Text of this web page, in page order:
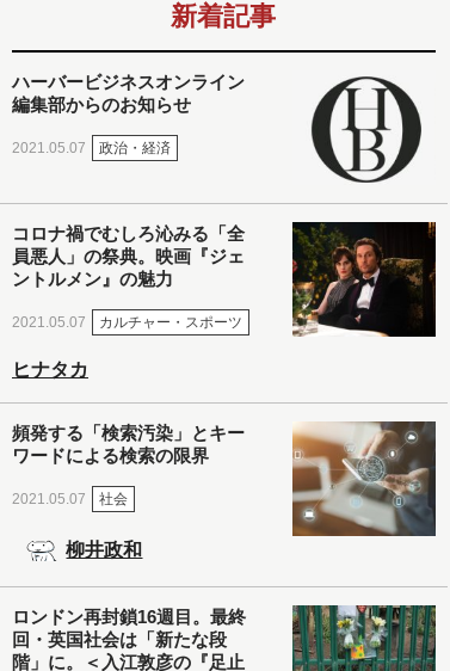
新着記事
ハーバービジネスオンライン
編集部からのお知らせ
2021.05.07 政治・経済
コロナ禍でむしろ沁みる「全
員悪人」の祭典。映画『ジェ
ントルメン』の魅力
2021.05.07 カルチャー・スポーツ
ヒナタカ
頻発する「検索汚染」とキー
ワードによる検索の限界
2021.05.07 社会
柳井政和
ロンドン再封鎖16週目。最終
回・英国社会は「新たな段
階」に。＜入江敦彦の『足止